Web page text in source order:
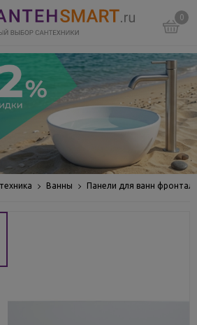
0
Ванны Панели для ванн